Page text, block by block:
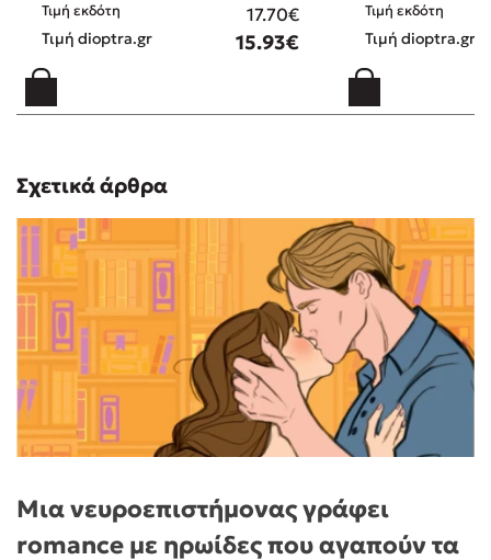
Τιμή εκδότη 17.70€
Τιμή dioptra.gr 15.93€
Τιμή εκδότη
Τιμή dioptra.gr
Σχετικά άρθρα
Μια νευροεπιστήμονας γράφει
romance με ηρωίδες που αγαπούν τα